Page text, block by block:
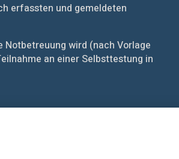
erfassten und gemeldeten
wird (nach Vorlage
an einer Selbsttestung in